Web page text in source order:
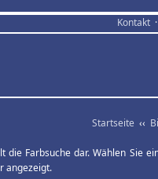
Kontakt ·
Startseite ‹‹
Farbsuche dar. Wählen Sie
angezeigt.